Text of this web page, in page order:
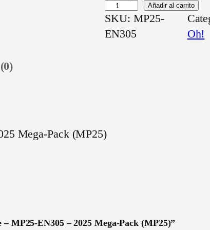
W
h
i
d
P
Añadir al carrito
SKU: MP25-
EN305
Oh!
Mega-Pack (MP25)
MP25-EN305 – 2025 Mega-Pack (MP25)”